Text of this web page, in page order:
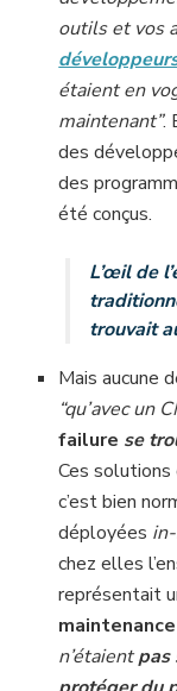
outils et vos
étaient en
maintenant”.
des
des
été conçus.
L’œil de
trouvait
Mais aucune
“qu’avec un
failure se
Ces
c’est bien
déployées
chez elles
représentait
maintenance
n’étaientpas